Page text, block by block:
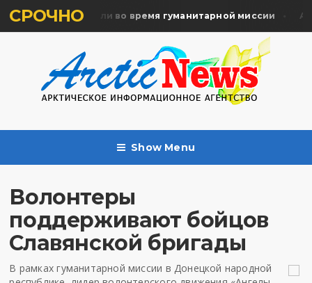
СРОЧНО
жертв почтили во время гуманитарной миссии
Show Menu
Волонтеры
поддерживают бойцов
Славянской бригады
В рамках гуманитарной миссии в Донецкой народной